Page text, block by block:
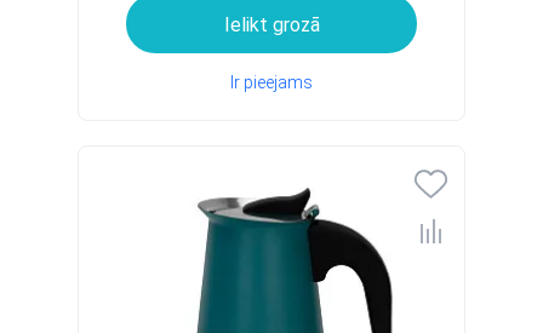
Ielikt grozā
Ir pieejams